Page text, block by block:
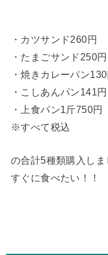
・カツサンド260円
・たまごサンド250円
・焼きカレーパン130
・こしあんパン141円
・上食パン1斤750円
※すべて税込
の合計5種類購入し
すぐに食べたい！！